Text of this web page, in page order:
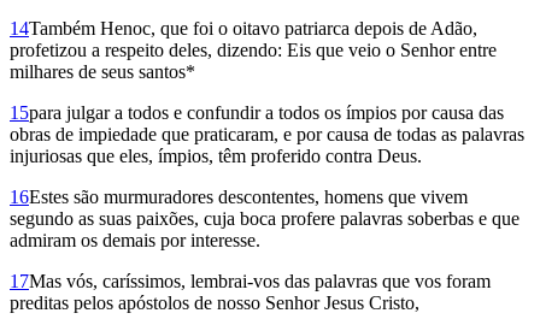
14Também Henoc, que foi o oitavo patriarca depois de Adão,
profetizou a respeito deles, dizendo: Eis que veio o Senhor entre
milhares de seus santos*
15para julgar a todos e confundir a todos os ímpios por causa das
obras de impiedade que praticaram, e por causa de todas as palavras
injuriosas que eles, ímpios, têm proferido contra Deus.
16Estes são murmuradores descontentes, homens que vivem
segundo as suas paixões, cuja boca profere palavras soberbas e que
admiram os demais por interesse.
17Mas vós, caríssimos, lembrai-vos das palavras que vos foram
preditas pelos apóstolos de nosso Senhor Jesus Cristo,